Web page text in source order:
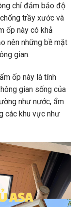
chỉ đảm bảo độ
trầy xước và
ốp này có khả
nên những bề mặt
gian.
ốp này là tính
gian sống của
như nước, ẩm
các khu vực như